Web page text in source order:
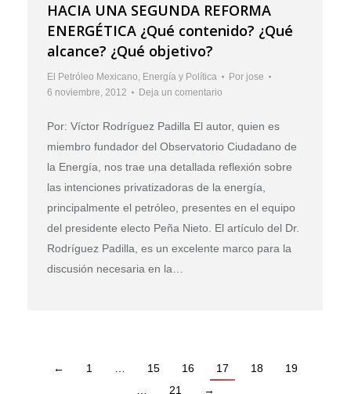
HACIA UNA SEGUNDA REFORMA
ENERGÉTICA ¿Qué contenido? ¿Qué
alcance? ¿Qué objetivo?
El Petróleo Mexicano, Energía y Política Por jose
6 noviembre, 2012
Deja un comentario
Por: Víctor Rodríguez Padilla El autor, quien es
miembro fundador del Observatorio Ciudadano de
la Energía, nos trae una detallada reflexión sobre
las intenciones privatizadoras de la energía,
principalmente el petróleo, presentes en el equipo
del presidente electo Peña Nieto. El artículo del Dr.
Rodríguez Padilla, es un excelente marco para la
discusión necesaria en la…
← 1 … 15 16 17 18
19
…
21 →